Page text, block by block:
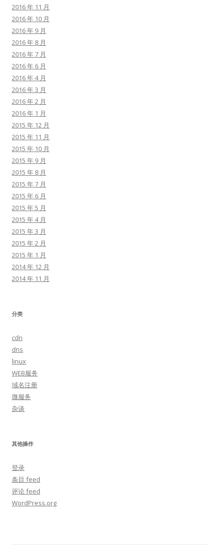
2016 年 11 月
2016 年 10 月
2016 年 9 月
2016 年 8 月
2016 年 7 月
2016 年 6 月
2016 年 4 月
2016 年 3 月
2016 年 2 月
2016 年 1 月
2015 年 12 月
2015 年 11 月
2015 年 10 月
2015 年 9 月
2015 年 8 月
2015 年 7 月
2015 年 6 月
2015 年 5 月
2015 年 4 月
2015 年 3 月
2015 年 2 月
2015 年 1 月
2014 年 12 月
2014 年 11 月
分类
cdn
dns
linux
WEB服务
域名注册
微服务
杂谈
其他操作
登录
条目 feed
评论 feed
WordPress.org